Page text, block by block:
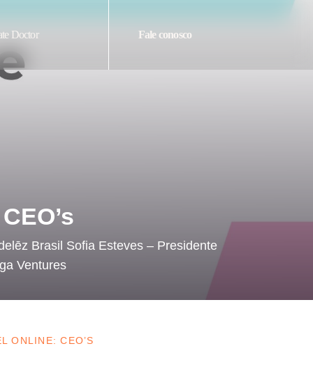
Doctor Fale conosco
Brasil Sofia Esteves – Presidente
Ventures
ONLINE: CEO’S